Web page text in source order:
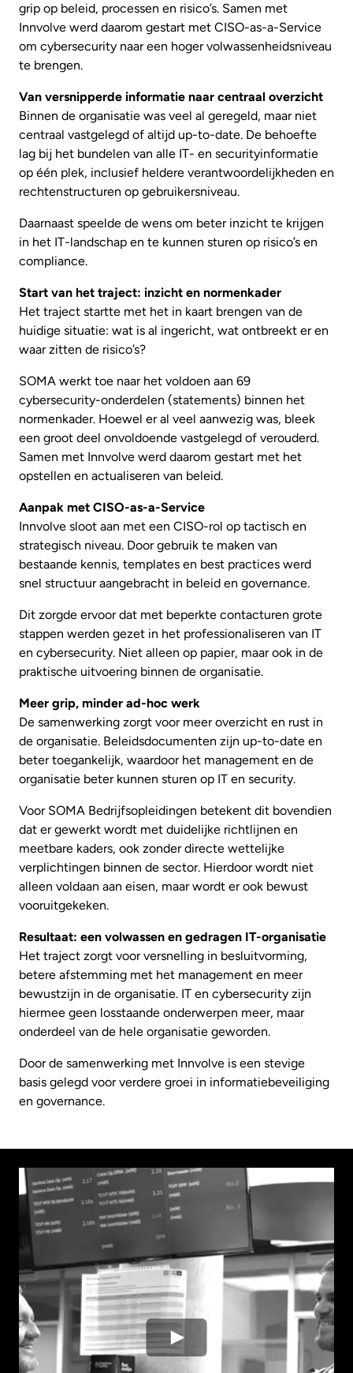
grip op beleid, processen en risico’s. Samen met
Innvolve werd daarom gestart met CISO-as-a-Service
om cybersecurity naar een hoger volwassenheidsniveau
te brengen.
Van versnipperde informatie naar centraal overzicht
Binnen de organisatie was veel al geregeld, maar niet
centraal vastgelegd of altijd up-to-date. De behoefte
lag bij het bundelen van alle IT- en securityinformatie
op één plek, inclusief heldere verantwoordelijkheden en
rechtenstructuren op gebruikersniveau.
Daarnaast speelde de wens om beter inzicht te krijgen
in het IT-landschap en te kunnen sturen op risico’s en
compliance.
Start van het traject: inzicht en normenkader
Het traject startte met het in kaart brengen van de
huidige situatie: wat is al ingericht, wat ontbreekt er en
waar zitten de risico’s?
SOMA werkt toe naar het voldoen aan 69
cybersecurity-onderdelen (statements) binnen het
normenkader. Hoewel er al veel aanwezig was, bleek
een groot deel onvoldoende vastgelegd of verouderd.
Samen met Innvolve werd daarom gestart met het
opstellen en actualiseren van beleid.
Aanpak met CISO-as-a-Service
Innvolve sloot aan met een CISO-rol op tactisch en
strategisch niveau. Door gebruik te maken van
bestaande kennis, templates en best practices werd
snel structuur aangebracht in beleid en governance.
Dit zorgde ervoor dat met beperkte contacturen grote
stappen werden gezet in het professionaliseren van IT
en cybersecurity. Niet alleen op papier, maar ook in de
praktische uitvoering binnen de organisatie.
Meer grip, minder ad-hoc werk
De samenwerking zorgt voor meer overzicht en rust in
de organisatie. Beleidsdocumenten zijn up-to-date en
beter toegankelijk, waardoor het management en de
organisatie beter kunnen sturen op IT en security.
Voor SOMA Bedrijfsopleidingen betekent dit bovendien
dat er gewerkt wordt met duidelijke richtlijnen en
meetbare kaders, ook zonder directe wettelijke
verplichtingen binnen de sector. Hierdoor wordt niet
alleen voldaan aan eisen, maar wordt er ook bewust
vooruitgekeken.
Resultaat: een volwassen en gedragen IT-organisatie
Het traject zorgt voor versnelling in besluitvorming,
betere afstemming met het management en meer
bewustzijn in de organisatie. IT en cybersecurity zijn
hiermee geen losstaande onderwerpen meer, maar
onderdeel van de hele organisatie geworden.
Door de samenwerking met Innvolve is een stevige
basis gelegd voor verdere groei in informatiebeveiliging
en governance.